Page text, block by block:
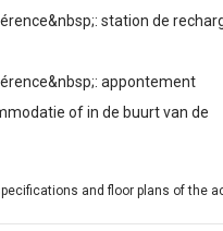
station de
appontement
of in de buurt van de
and floor plans of the